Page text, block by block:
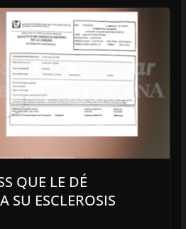
QUE LE DÉ
SU ESCLEROSIS